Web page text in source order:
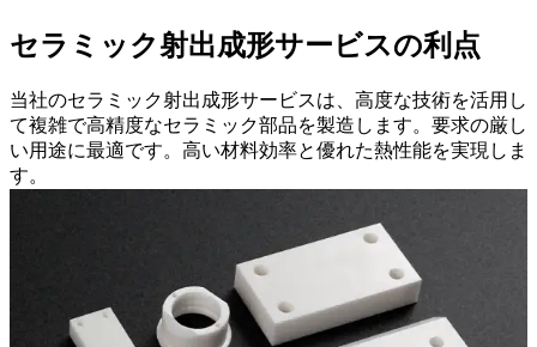
セラミック射出成形サービスの利点
当社のセラミック射出成形サービスは、高度な技術を活用し
て複雑で高精度なセラミック部品を製造します。要求の厳し
い用途に最適です。高い材料効率と優れた熱性能を実現しま
す。